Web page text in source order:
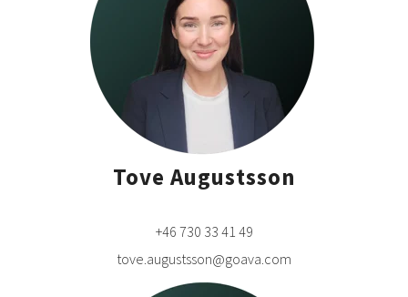
Tove Augustsson
+46 730 33 41 49
tove.augustsson@goava.com